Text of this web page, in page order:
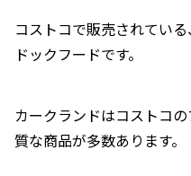
コストコで販売されてい
ドックフードです。
カークランドはコストコ
質な商品が多数あります。